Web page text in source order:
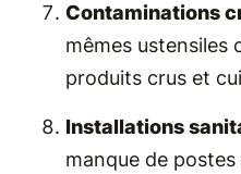
Contaminations
mêmes ustensiles
produits crus et
Installations
manque de